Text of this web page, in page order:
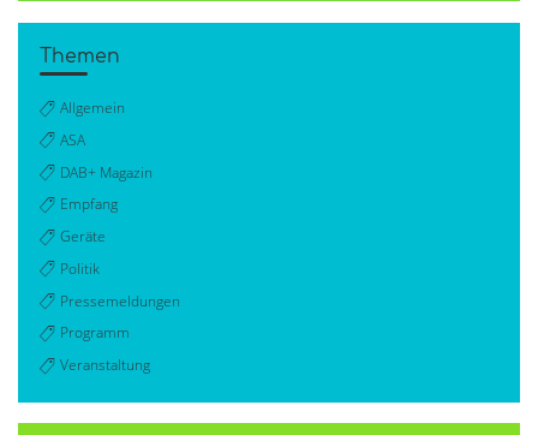
Themen
Allgemein
ASA
DAB+ Magazin
Empfang
Geräte
Politik
Pressemeldungen
Programm
Veranstaltung